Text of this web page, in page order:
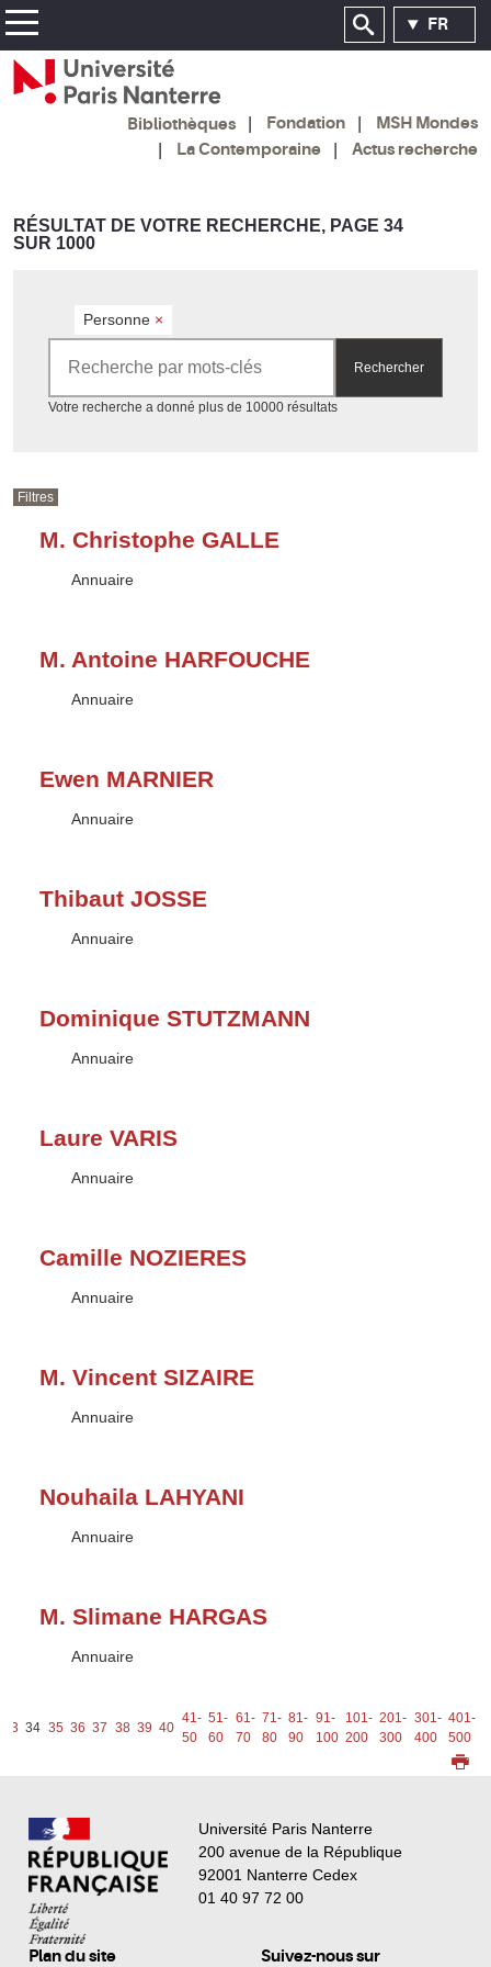
FR
Bibliothèques Fondation
MSH Mondes
La Contemporaine
Actus recherche
RÉSULTAT DE VOTRE RECHERCHE, PAGE 34
SUR 1000
Personne ×
Rechercher
Votre recherche a donné plus de 10000 résultatsAccéder aux résultats
Filtres
M. Christophe GALLE
Type :
Annuaire
M. Antoine HARFOUCHE
Type :
Annuaire
Ewen MARNIER
Type :
Annuaire
Thibaut JOSSE
Type :
Annuaire
Dominique STUTZMANN
Type :
Annuaire
Laure VARIS
Type :
Annuaire
Camille NOZIERES
Type :
Annuaire
M. Vincent SIZAIRE
Type :
Annuaire
Nouhaila LAHYANI
Type :
Annuaire
M. Slimane HARGAS
Type :
Annuaire
33 34 35 36 37 38 39 40
41-
50
51-
60
61-
70
71-
80
81-
90
91-
100
101-
200
201-
300
301-
400
401-
500
Université Paris Nanterre
200 avenue de la République
92001 Nanterre Cedex
01 40 97 72 00
Plan du site Suivez-nous sur